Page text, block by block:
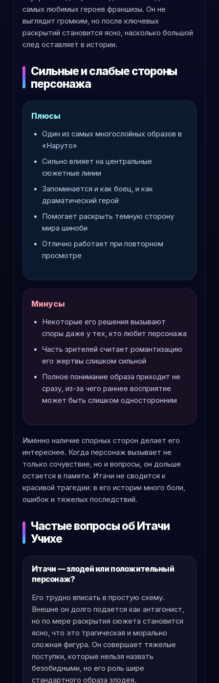
самых любимых героев франшизы. Он не
выглядит громким, но после ключевых
раскрытий становится ясно, насколько большой
след оставляет в истории.
Сильные и слабые стороны
персонажа
Плюсы
Один из самых многослойных образов в
«Наруто»
Сильно влияет на центральные
сюжетные линии
Запоминается и как боец, и как
драматический герой
Помогает раскрыть темную сторону
мира шиноби
Отлично работает при повторном
просмотре
Минусы
Некоторые его решения вызывают
споры даже у тех, кто любит персонажа
Часть зрителей считает романтизацию
его жертвы слишком сильной
Полное понимание образа приходит не
сразу, из-за чего раннее восприятие
может быть слишком односторонним
Именно наличие спорных сторон делает его
интереснее. Когда персонаж вызывает не
только сочувствие, но и вопросы, он дольше
остается в памяти. Итачи не сводится к
красивой трагедии: в его истории много боли,
ошибок и тяжелых последствий.
Частые вопросы об Итачи
Учихе
Итачи — злодей или положительный
персонаж?
Его трудно вписать в простую схему.
Внешне он долго подается как антагонист,
но по мере раскрытия сюжета становится
ясно, что это трагическая и морально
сложная фигура. Он совершает тяжелые
поступки, которые нельзя назвать
безобидными, но его роль шире
стандартного образа злодея.